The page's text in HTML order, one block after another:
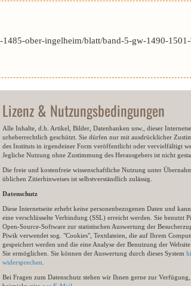
ober-ingelheim/blatt/band-5-gw-1490-
Lizenz & Nutzungsbedingungen
Alle Inhalte, d.h. Artikel, Bilder, Datenbanken usw., dieser
urheberrechtlich geschützt. Sie dürfen nur mit ausdrücklicher
des Instituts in irgendeiner Form veröffentlicht oder vervielfältigt
Jegliche Nutzung ohne Zustimmung des Herausgebers ist nicht
Die freie und kostenfreie wissenschaftliche Nutzung unter
üblichen Zitierhinweises ist selbstverständlich zulässig.
Datenschutz
Diese Internetseite erhebt keine personenbezogenen Daten und
eine verschlüsselte Verbindung (SSL) erreicht werden. Sie benutzt
Open-Source-Software zur statistischen Auswertung der
Piwik verwendet sog. "Cookies", Textdateien, die auf Ihrem
gespeichert werden und die eine Analyse der Benutzung der
Sie ermöglichen. Sie können der Auswertung durch dieses System
widersprechen
Bei Fragen zum Datenschutz stehen wir Ihnen gerne zur Verfügung,